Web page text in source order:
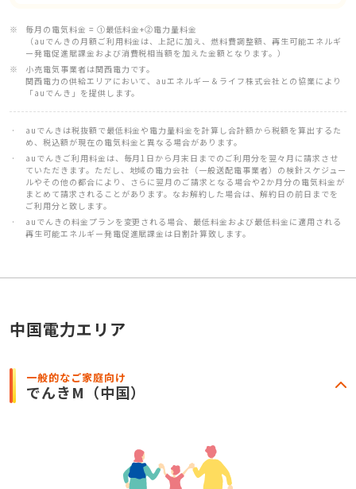
毎月の電気料金 = ①最低料金+②電力量料金
（auでんきの月額ご利用料金は、上記に加え、燃料費調整額、再生可能エネルギ
ー発電促進賦課金および消費税相当額を加えた金額となります。）
小売電気事業者は関西電力です。
関西電力の供給エリアにおいて、auエネルギー＆ライフ株式会社との協業により
「auでんき」を提供します。
auでんきは税抜額で最低料金や電力量料金を計算し合計額から税額を算出するた
め、税込額が現在の電気料金と異なる場合があります。
auでんきご利用料金は、毎月1日から月末日までのご利用分を翌々月に請求させ
ていただきます。ただし、地域の電力会社（一般送配電事業者）の検針スケジュー
ルやその他の都合により、さらに翌月のご請求となる場合や2か月分の電気料金が
まとめて請求されることがあります。なお解約した場合は、解約日の前日までを
ご利用分と致します。
auでんきの料金プランを変更される場合、最低料金および最低料金に適用される
再生可能エネルギー発電促進賦課金は日割計算致します。
中国電力エリア
一般的なご家庭向け
でんきM （中国）